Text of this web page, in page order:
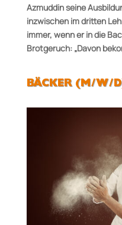
Azmuddin seine
inzwischen im dritten
immer, wenn er in die
Brotgeruch: „Davon
BÄCKER (M/W/